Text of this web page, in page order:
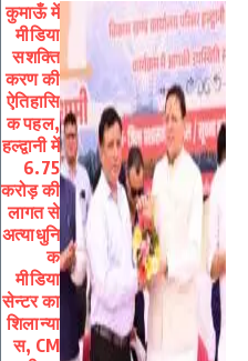
कुमाऊँ में
मीडिया
सशक्ति
करण की
ऐतिहासि
क पहल,
हल्द्वानी में
6.75
करोड़ की
लागत से
अत्याधुनि
क
मीडिया
सेन्टर का
शिलान्या
स, CM